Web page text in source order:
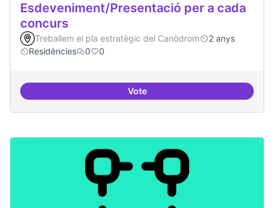
Esdeveniment/Presentació per a cada
concurs
Treballem el pla estratègic del Canòdrom
2 anys
Residències
0 0
VoteEsdeveniment/Presentació per